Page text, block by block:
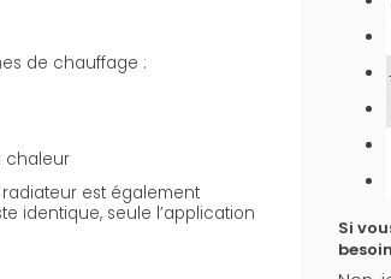
de chauffage :
chaleur
radiateur est également
identique, seule l’application
Si